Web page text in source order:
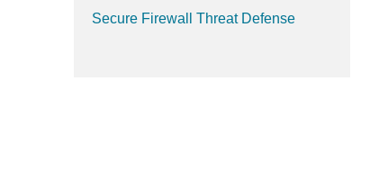
Secure Firewall Threat Defense